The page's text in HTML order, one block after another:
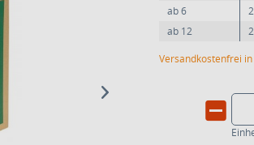
ab6
ab 12
Versandkostenfrei